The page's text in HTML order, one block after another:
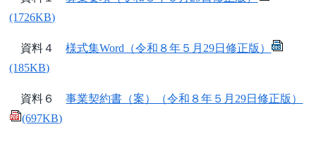
(1726KB)
資料４様式集Word（令和８年５月29日修正版）
(185KB)
資料６事業契約書（案）（令和８年５月29日修正版）
(697KB)